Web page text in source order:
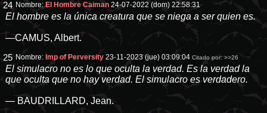
24 Nombre:El Hombre Caiman 24-07-2022 (dom) 22:58:31
El hombre es la única creatura que se niega a ser quien es.
—CAMUS, Albert.
25 Nombre: Imp of Perversity 23-11-2023 (jue) 03:09:04 Citado por:>>26
El simulacro no es lo que oculta la verdad. Es la verdad la
que oculta que no hay verdad. El simulacro es verdadero.
— BAUDRILLARD, Jean.